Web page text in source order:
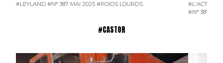
#LEYLAND #N° 387 MAI 2025 #POIDS LOURDS
#N° 387 MAI
#CASTOR